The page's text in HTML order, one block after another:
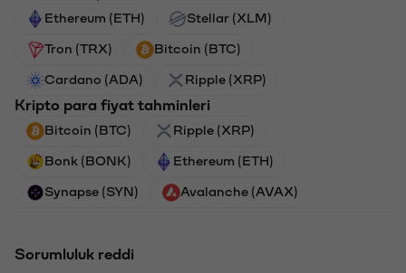
Ethereum (ETH) Stellar (XLM)
Tron (TRX) Bitcoin (BTC)
Cardano (ADA) Ripple (XRP)
Kripto para fiyat tahminleri
Bitcoin (BTC) Ripple (XRP)
Bonk (BONK) Ethereum (ETH)
Synapse (SYN) Avalanche (AVAX)
Sorumluluk reddi